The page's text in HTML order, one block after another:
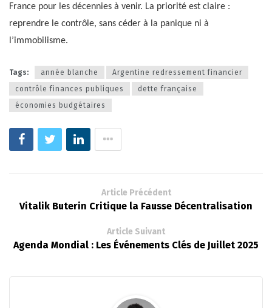
France pour les décennies à venir. La priorité est claire :
reprendre le contrôle, sans céder à la panique ni à
l’immobilisme.
Tags: année blanche
Argentine redressement financier
contrôle finances publiques
dette française
économies budgétaires
Article Précédent
Vitalik Buterin Critique la Fausse Décentralisation
Article Suivant
Agenda Mondial : Les Événements Clés de Juillet 2025